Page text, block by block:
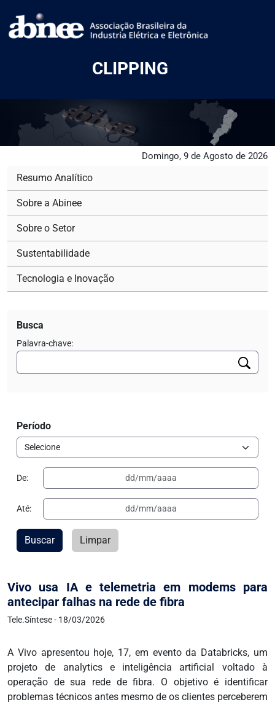
CLIPPING
Domingo, 9 de Agosto de 2026
Vivo usa IA e telemetria em modems para
antecipar falhas na rede de fibra
Tele.Síntese - 18/03/2026
A Vivo apresentou hoje, 17, em evento da Databricks, um
projeto de analytics e inteligência artificial voltado à
operação de sua rede de fibra. O objetivo é identificar
problemas técnicos antes mesmo de os clientes perceberem
Resumo Analítico
Sobre a Abinee
Sobre o Setor
Sustentabilidade
Tecnologia e Inovação
Busca
Palavra-chave:
Período
De:
Até:
Buscar Limpar